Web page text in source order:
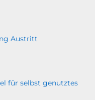
Austritt
für selbst genutztes